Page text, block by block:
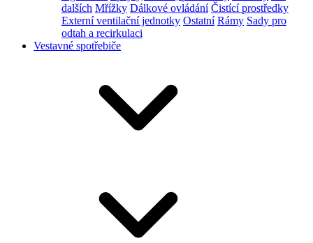
dalších Mřížky Dálkové ovládání Čistící prostředky
Externí ventilační jednotky Ostatní Rámy Sady pro
odtah a recirkulaci
Vestavné spotřebiče